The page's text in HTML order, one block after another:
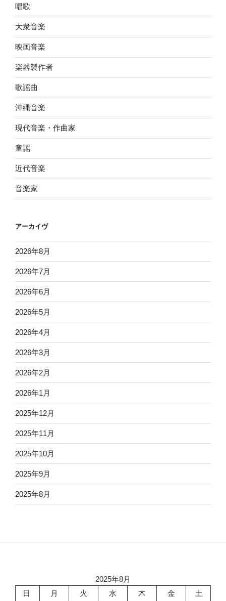
唱歌
大衆音楽
映画音楽
楽器製作者
歌謡曲
沖縄音楽
現代音楽・作曲家
童謡
近代音楽
音楽家
アーカイヴ
2026年8月
2026年7月
2026年6月
2026年5月
2026年4月
2026年3月
2026年2月
2026年1月
2025年12月
2025年11月
2025年10月
2025年9月
2025年8月
2025年8月
日
月 火 水 木 金 土